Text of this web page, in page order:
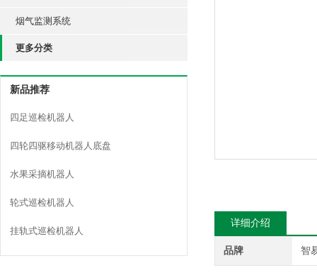
烟气监测系统
更多分类
新品推荐
四足巡检机器人
四轮四驱移动机器人底盘
水果采摘机器人
轮式巡检机器人
挂轨式巡检机器人
详细介绍
品牌 智